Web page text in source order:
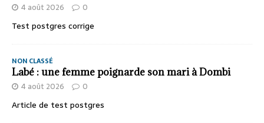
4 août 2026 0
Test postgres corrige
NON CLASSÉ
Labé : une femme poignarde son mari à Dombi
4 août 2026 0
Article de test postgres